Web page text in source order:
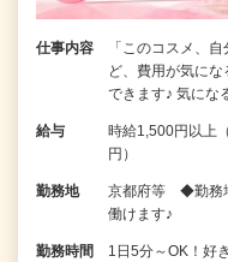
仕事内容
「このコスメ、
ど、費用が気に
できます♪ 気にな
給与
時給1,500円以上
円）
勤務地
京都府等 ◆勤務
働けます♪
勤務時間
1日5分～OK！好